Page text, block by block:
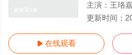
主演： 王珞嘉,夏
更新时间：
 在线观看